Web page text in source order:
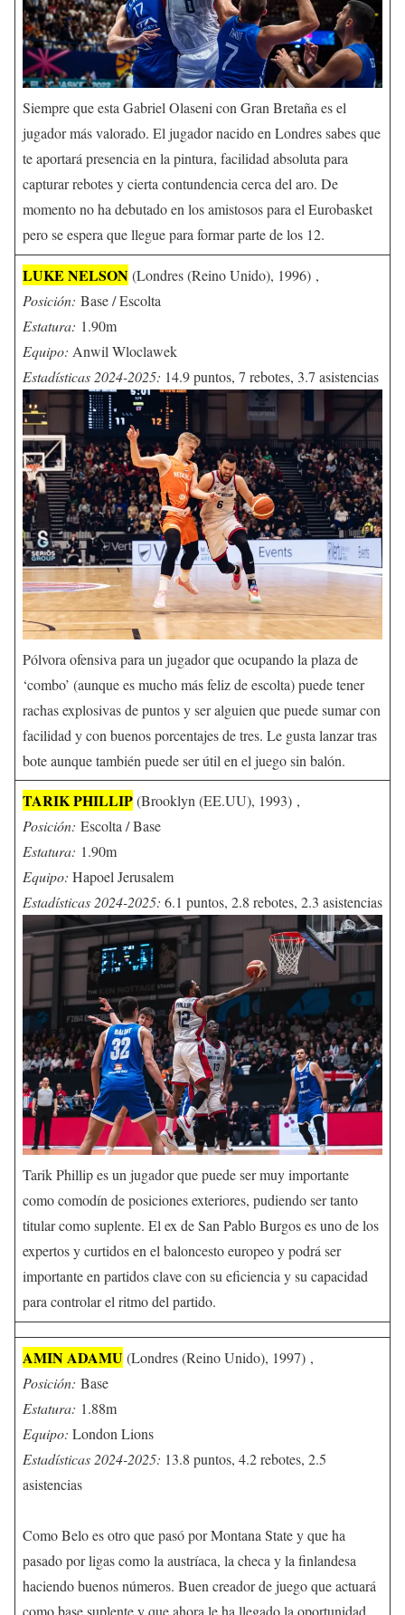
Siempre que esta Gabriel Olaseni con Gran Bretaña es el
jugador más valorado. El jugador nacido en Londres sabes que
te aportará presencia en la pintura, facilidad absoluta para
capturar rebotes y cierta contundencia cerca del aro. De
momento no ha debutado en los amistosos para el Eurobasket
pero se espera que llegue para formar parte de los 12.
LUKE NELSON(Londres (Reino Unido), 1996) ,
Posición: Base / Escolta
Estatura: 1.90m
Equipo: Anwil Wloclawek
Estadísticas 2024-2025: 14.9 puntos, 7 rebotes, 3.7 asistencias
Pólvora ofensiva para un jugador que ocupando la plaza de
‘combo’ (aunque es mucho más feliz de escolta) puede tener
rachas explosivas de puntos y ser alguien que puede sumar con
facilidad y con buenos porcentajes de tres. Le gusta lanzar tras
bote aunque también puede ser útil en el juego sin balón.
TARIK PHILLIP(Brooklyn (EE.UU), 1993) ,
Posición: Escolta / Base
Estatura: 1.90m
Equipo: Hapoel Jerusalem
Estadísticas 2024-2025: 6.1 puntos, 2.8 rebotes, 2.3 asistencias
Tarik Phillip es un jugador que puede ser muy importante
como comodín de posiciones exteriores, pudiendo ser tanto
titular como suplente. El ex de San Pablo Burgos es uno de los
expertos y curtidos en el baloncesto europeo y podrá ser
importante en partidos clave con su eficiencia y su capacidad
para controlar el ritmo del partido.
AMIN ADAMU(Londres (Reino Unido), 1997) ,
Posición: Base
Estatura: 1.88m
Equipo: London Lions
Estadísticas 2024-2025: 13.8 puntos, 4.2 rebotes, 2.5
asistencias
Como Belo es otro que pasó por Montana State y que ha
pasado por ligas como la austríaca, la checa y la finlandesa
haciendo buenos números. Buen creador de juego que actuará
como base suplente y que ahora le ha llegado la oportunidad